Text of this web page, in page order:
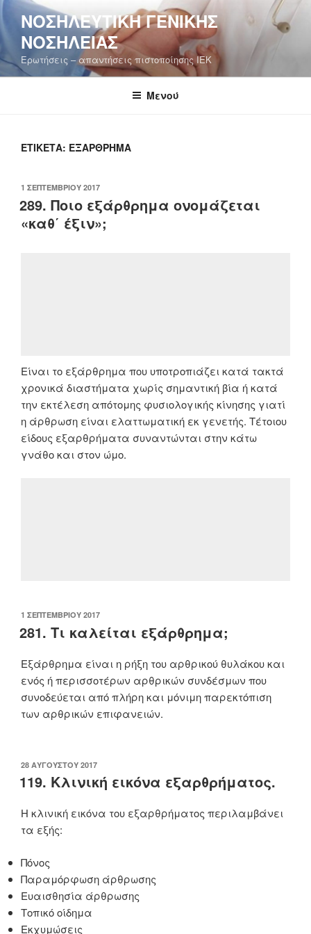
Μετάβαση
στο
περιεχόμενο
ΝΟΣΗΛΕΥΤΙΚΉ ΓΕΝΙΚΉΣ
ΝΟΣΗΛΕΊΑΣ
Ερωτήσεις – απαντήσεις πιστοποίησης ΙΕΚ
Μενού
ΕΤΙΚΈΤΑ: ΕΞΆΡΘΡΗΜΑ
ΔΗΜΟΣΙΕΎΤΗΚΕ
ΣΤΙΣ
1 ΣΕΠΤΕΜΒΡΊΟΥ 2017
289. Ποιο εξάρθρημα ονομάζεται
«καθ΄ έξιν»;
Είναι το εξάρθρημα που υποτροπιάζει κατά τακτά
χρονικά διαστήματα χωρίς σημαντική βία ή κατά
την εκτέλεση απότομης φυσιολογικής κίνησης γιατί
η άρθρωση είναι ελαττωματική εκ γενετής. Τέτοιου
είδους εξαρθρήματα συναντώνται στην κάτω
γνάθο και στον ώμο.
ΔΗΜΟΣΙΕΎΤΗΚΕ
ΣΤΙΣ
1 ΣΕΠΤΕΜΒΡΊΟΥ 2017
281. Τι καλείται εξάρθρημα;
Εξάρθρημα είναι η ρήξη του αρθρικού θυλάκου και
ενός ή περισσοτέρων αρθρικών συνδέσμων που
συνοδεύεται από πλήρη και μόνιμη παρεκτόπιση
των αρθρικών επιφανειών.
ΔΗΜΟΣΙΕΎΤΗΚΕ
ΣΤΙΣ
28 ΑΥΓΟΎΣΤΟΥ 2017
119. Κλινική εικόνα εξαρθρήματος.
Η κλινική εικόνα του εξαρθρήματος περιλαμβάνει
τα εξής:
Πόνος
Παραμόρφωση άρθρωσης
Ευαισθησία άρθρωσης
Τοπικό οίδημα
Εκχυμώσεις